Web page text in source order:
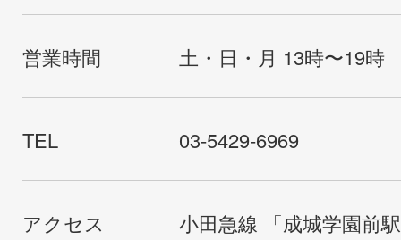
営業時間 土・日・月 13時〜19時
TEL 03-5429-6969
アクセス
小田急線 「成城学園前